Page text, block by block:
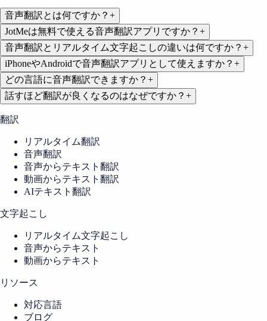
音声翻訳とは何ですか？ +
JotMeは無料で使える音声翻訳アプリですか？ +
音声翻訳とリアルタイム文字起こしの違いは何ですか？ +
iPhoneやAndroidで音声翻訳アプリとして使えますか？ +
どの言語に音声翻訳できますか？ +
話すほど翻訳が良くなるのはなぜですか？ +
翻訳
リアルタイム翻訳
音声翻訳
音声からテキスト翻訳
動画からテキスト翻訳
AIテキスト翻訳
文字起こし
リアルタイム文字起こし
音声からテキスト
動画からテキスト
リソース
対応言語
ブログ